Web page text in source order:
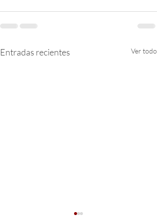
Entradas recientes Ver todo